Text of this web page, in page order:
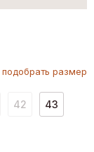
подобрать размер
42 43